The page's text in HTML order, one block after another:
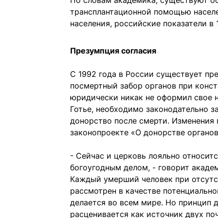
трансплантационной помощью
населения, российские показатели в
Презумпция согласия
С 1992 года в России существует
посмертный забор органов при
юридически никак не оформил свое
Готье, необходимо законодательно
донорство после смерти.
законопроекте «О донорстве
- Сейчас и церковь лояльно
богоугодным делом, - говорит
Каждый умерший человек при
рассмотрен в качестве
делается во всем мире. Но принцип
расценивается как источник двух